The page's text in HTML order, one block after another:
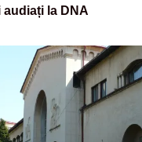
la DNA